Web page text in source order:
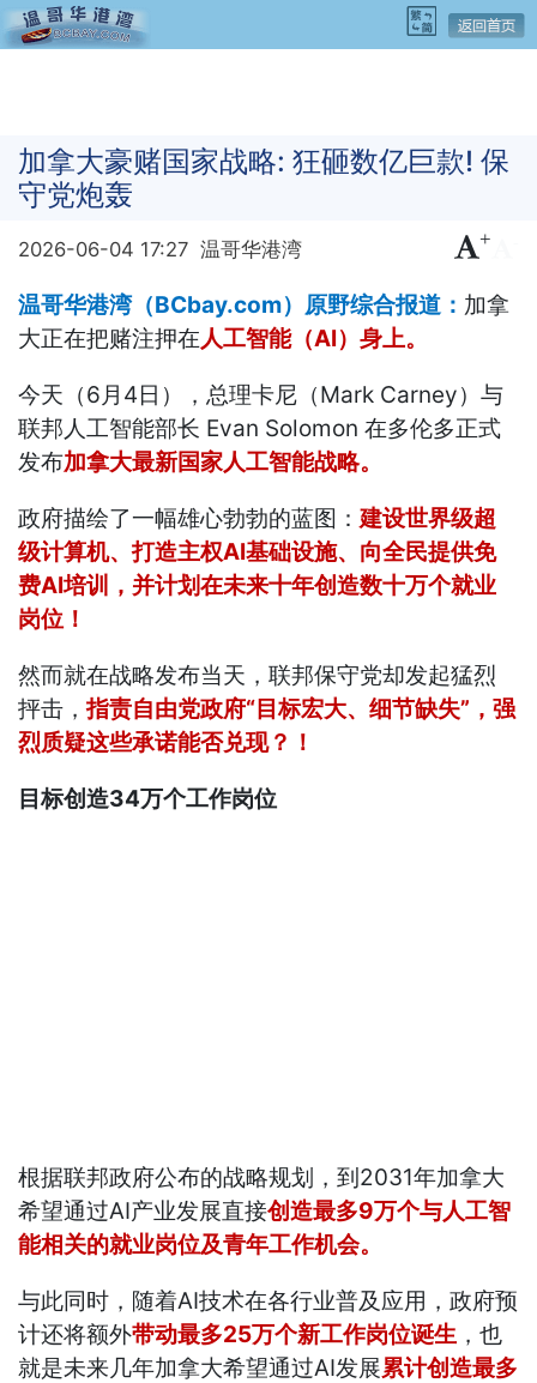
加拿大豪赌国家战略: 狂砸数亿巨款! 保
守党炮轰
2026-06-04 17:27 温哥华港湾 +
温哥华港湾（BCbay.com）原野综合报道： 加拿
大正在把赌注押在人工智能（AI）身上。
今天（6月4日），总理卡尼（Mark Carney）与
联邦人工智能部长 Evan Solomon 在多伦多正式
发布加拿大最新国家人工智能战略。
政府描绘了一幅雄心勃勃的蓝图：建设世界级超
级计算机、打造主权AI基础设施、向全民提供免
费AI培训，并计划在未来十年创造数十万个就业
岗位！
然而就在战略发布当天，联邦保守党却发起猛烈
抨击，指责自由党政府“目标宏大、细节缺失”，强
烈质疑这些承诺能否兑现？！
目标创造34万个工作岗位
根据联邦政府公布的战略规划，到2031年加拿大
希望通过AI产业发展直接创造最多9万个与人工智
能相关的就业岗位及青年工作机会。
与此同时，随着AI技术在各行业普及应用，政府预
计还将额外带动最多25万个新工作岗位诞生 ，也
就是未来几年加拿大希望通过AI发展累计创造最多